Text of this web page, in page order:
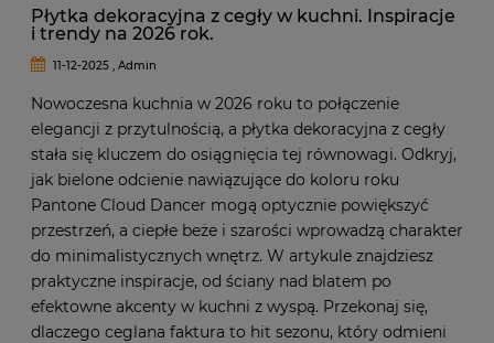
Płytka dekoracyjna z cegły w kuchni. Inspiracje
i trendy na 2026 rok.
11-12-2025 , Admin
Nowoczesna kuchnia w 2026 roku to połączenie
elegancji z przytulnością, a płytka dekoracyjna z cegły
stała się kluczem do osiągnięcia tej równowagi. Odkryj,
jak bielone odcienie nawiązujące do koloru roku
Pantone Cloud Dancer mogą optycznie powiększyć
przestrzeń, a ciepłe beże i szarości wprowadzą charakter
do minimalistycznych wnętrz. W artykule znajdziesz
praktyczne inspiracje, od ściany nad blatem po
efektowne akcenty w kuchni z wyspą. Przekonaj się,
dlaczego ceglana faktura to hit sezonu, który odmieni